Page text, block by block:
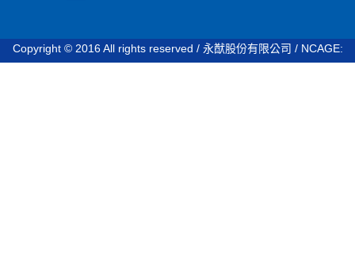
Copyright © 2016 All rights reserved / 永猷股份有限公司 / NCAGE: